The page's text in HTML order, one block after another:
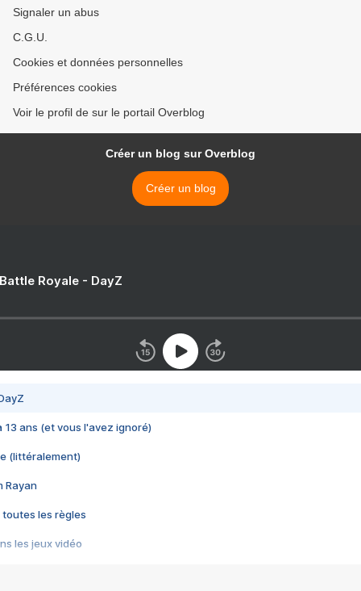
Signaler un abus
C.G.U.
Cookies et données personnelles
Préférences cookies
Voir le profil de sur le portail Overblog
Créer un blog sur Overblog
Créer un blog
Royale - DayZ
13 ans (et vous l'avez ignoré)
(littéralement)
Rayan
toutes les règles
les jeux vidéo